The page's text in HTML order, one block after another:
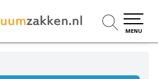
MENU